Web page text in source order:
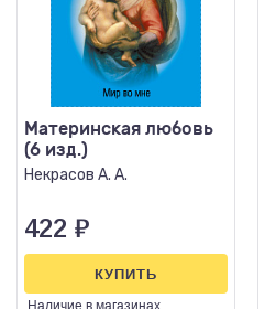
Материнская любовь
(6 изд.)
Некрасов А. А.
422 ₽
Наличие в магазинах
КУПИТЬ